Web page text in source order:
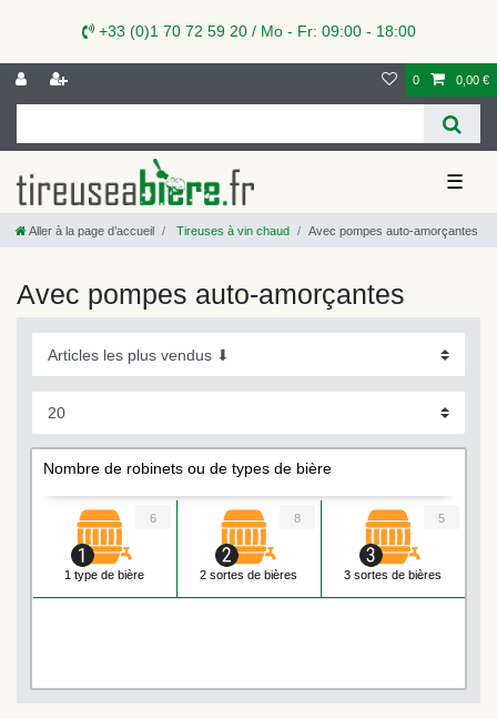
+33 (0)1 70 72 59 20 / Mo - Fr: 09:00 - 18:00
0 0,00 €
☰
Aller à la page d’accueil Tireuses à vin chaud Avec pompes auto-amorçantes
Avec pompes auto-amorçantes
Nombre de robinets ou de types de bière
1 type de bière
6
2 sortes de bières
8
3 sortes de bières
5